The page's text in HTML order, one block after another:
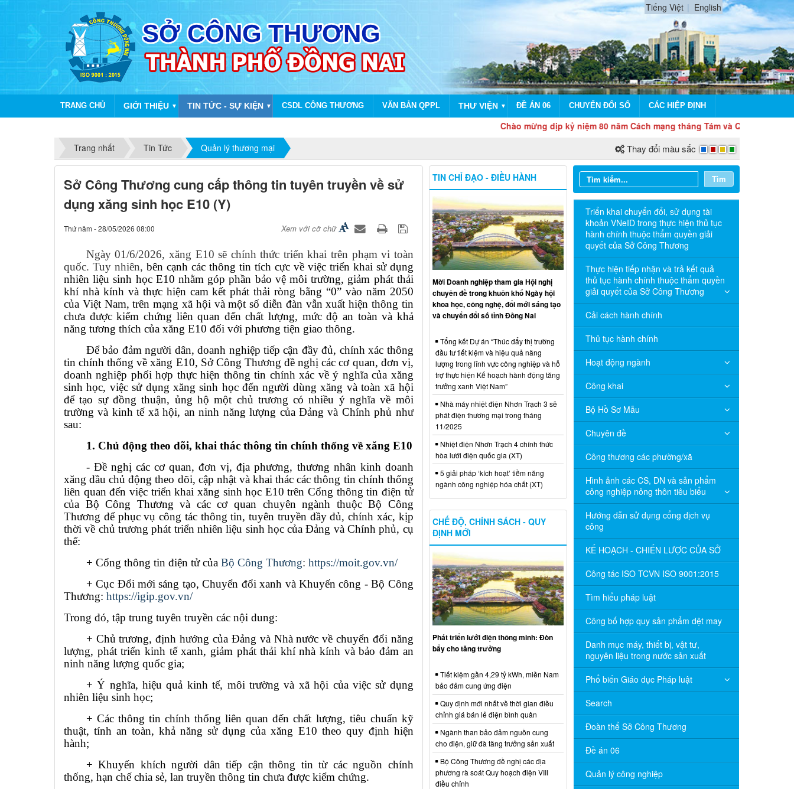
Tiếng Việt English
TRANG CHỦ GIỚI THIỆU ▼ TIN TỨC - SỰ KIỆN ▼ CSDL CÔNG THƯƠNG VĂN BẢN QPPL THƯ VIỆN ▼ ĐỀ ÁN 06 CHUYỂN ĐỔI SỐ CÁC HIỆP ĐỊNH
Chào mừng dịp kỷ niệm 80 năm Cách mạng tháng Tám và Quốc khánh 2/9
Trang nhất
Tin Tức Quản lý thương mại Thay đổi màu sắc
Sở Công Thương cung cấp thông tin tuyên truyền về sử
dụng xăng sinh học E10 (Y)
Thứ năm - 28/05/2026 08:00 Xem với cỡ chữ
Ngày 01/6/2026, xăng E10 sẽ chính thức triển khai trên phạm vi toàn
quốc. Tuy nhiên, bên cạnh các thông tin tích cực về việc triển khai sử dụng
nhiên liệu sinh học E10 nhằm góp phần bảo vệ môi trường, giảm phát thải
khí nhà kính và thực hiện cam kết phát thải ròng bằng “0” vào năm 2050
của Việt Nam, trên mạng xã hội và một số diễn đàn vẫn xuất hiện thông tin
chưa được kiểm chứng liên quan đến chất lượng, mức độ an toàn và khả
năng tương thích của xăng E10 đối với phương tiện giao thông.
Để bảo đảm người dân, doanh nghiệp tiếp cận đầy đủ, chính xác thông
tin chính thống về xăng E10, Sở Công Thương đề nghị các cơ quan, đơn vị,
doanh nghiệp phối hợp thực hiện thông tin chính xác về ý nghĩa của xăng
sinh học, việc sử dụng xăng sinh học đến người dùng xăng và toàn xã hội
để tạo sự đồng thuận, ủng hộ một chủ trương có nhiều ý nghĩa về môi
trường và kinh tế xã hội, an ninh năng lượng của Đảng và Chính phủ như
sau:
1. Chủ động theo dõi, khai thác thông tin chính thống về xăng E10
- Đề nghị các cơ quan, đơn vị, địa phương, thương nhân kinh doanh
xăng dầu chủ động theo dõi, cập nhật và khai thác các thông tin chính thống
liên quan đến việc triển khai xăng sinh học E10 trên Cổng thông tin điện tử
của Bộ Công Thương và các cơ quan chuyên ngành thuộc Bộ Công
Thương để phục vụ công tác thông tin, tuyên truyền đầy đủ, chính xác, kịp
thời về chủ trương phát triển nhiên liệu sinh học của Đảng và Chính phủ, cụ
thể:
+ Cổng thông tin điện tử của Bộ Công Thương: https://moit.gov.vn/
+ Cục Đổi mới sáng tạo, Chuyển đổi xanh và Khuyến công - Bộ Công
Thương: https://igip.gov.vn/
Trong đó, tập trung tuyên truyền các nội dung:
+ Chủ trương, định hướng của Đảng và Nhà nước về chuyển đổi năng
lượng, phát triển kinh tế xanh, giảm phát thải khí nhà kính và bảo đảm an
ninh năng lượng quốc gia;
+ Ý nghĩa, hiệu quả kinh tế, môi trường và xã hội của việc sử dụng
nhiên liệu sinh học;
+ Các thông tin chính thống liên quan đến chất lượng, tiêu chuẩn kỹ
thuật, tính an toàn, khả năng sử dụng của xăng E10 theo quy định hiện
hành;
+ Khuyến khích người dân tiếp cận thông tin từ các nguồn chính
thống, hạn chế chia sẻ, lan truyền thông tin chưa được kiểm chứng.
Tìm
Triển khai chuyển đổi, sử dụng tài
khoản VNeID trong thực hiện thủ tục
hành chính thuộc thẩm quyền giải
quyết của Sở Công Thương
Thực hiện tiếp nhận và trả kết quả
thủ tục hành chính thuộc thẩm quyền
giải quyết của Sở Công Thương
Cải cách hành chính
Thủ tục hành chính
Hoạt động ngành
Công khai
Bộ Hồ Sơ Mẫu
Chuyên đề
Công thương các phường/xã
Hình ảnh các CS, DN và sản phẩm
công nghiệp nông thôn tiêu biểu
Hướng dẫn sử dụng cổng dịch vụ
công
KẾ HOẠCH - CHIẾN LƯỢC CỦA SỞ
Công tác ISO TCVN ISO 9001:2015
Tìm hiểu pháp luật
Công bố hợp quy sản phẩm dệt may
Danh mục máy, thiết bị, vật tư,
nguyên liệu trong nước sản xuất
Phổ biến Giáo dục Pháp luật
Search
Đoàn thể Sở Công Thương
Đề án 06
Quản lý công nghiệp
TIN CHỈ ĐẠO - ĐIỀU HÀNH
Mời Doanh nghiệp tham gia Hội nghị
chuyên đề trong khuôn khổ Ngày hội
khoa học, công nghệ, đổi mới sáng tạo
và chuyển đổi số tỉnh Đồng Nai
Tổng kết Dự án “Thúc đẩy thị trường
đầu tư tiết kiệm và hiệu quả năng
lượng trong lĩnh vực công nghiệp và hỗ
trợ thực hiện Kế hoạch hành động tăng
trưởng xanh Việt Nam”
Nhà máy nhiệt điện Nhơn Trạch 3 sẽ
phát điện thương mại trong tháng
11/2025
Nhiệt điện Nhơn Trạch 4 chính thức
hòa lưới điện quốc gia (XT)
5 giải pháp ‘kích hoạt’ tiềm năng
ngành công nghiệp hóa chất (XT)
CHẾ ĐỘ, CHÍNH SÁCH - QUY
ĐỊNH MỚI
Phát triển lưới điện thông minh: Đòn
bẩy cho tăng trưởng
Tiết kiệm gần 4,29 tỷ kWh, miền Nam
bảo đảm cung ứng điện
Quy định mới nhất về thời gian điều
chỉnh giá bán lẻ điện bình quân
Ngành than bảo đảm nguồn cung
cho điện, giữ đà tăng trưởng sản xuất
Bộ Công Thương đề nghị các địa
phương rà soát Quy hoạch điện VIII
điều chỉnh